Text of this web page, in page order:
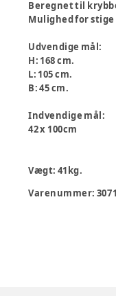
Beregnet til
Mulighed for
Udvendige mål:
H: 168 cm.
L: 105 cm.
B: 45 cm.
Indvendige mål:
42 x 100cm
Vægt: 41kg.
Varenummer: